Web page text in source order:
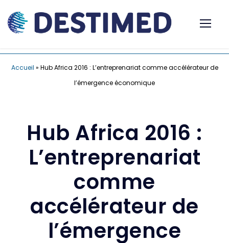
Accueil » Hub Africa 2016 : L’entreprenariat comme accélérateur de
l’émergence économique
Hub Africa 2016 :
L’entreprenariat
comme
accélérateur de
l’émergence